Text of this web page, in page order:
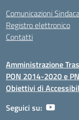
Comunicazioni
Registro elettronico
Contatti
Amministrazione
PON 2014-2020 e
Obiettivi di
Seguici su: